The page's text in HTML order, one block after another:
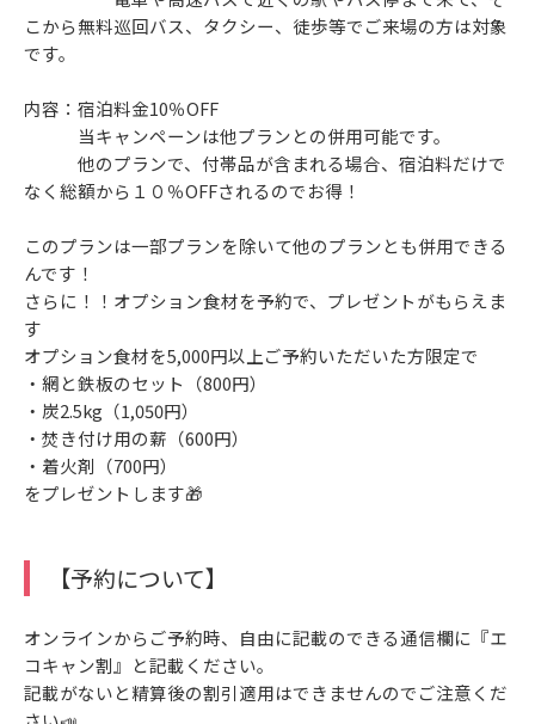
こから無料巡回バス、タクシー、徒歩等でご来場の方は対象
です。
内容：宿泊料金10％OFF
当キャンペーンは他プランとの併用可能です。
他のプランで、付帯品が含まれる場合、宿泊料だけで
なく総額から１０％OFFされるのでお得！
このプランは一部プランを除いて他のプランとも併用できる
んです！
さらに！！オプション食材を予約で、プレゼントがもらえま
す
オプション食材を5,000円以上ご予約いただいた方限定で
・網と鉄板のセット（800円）
・炭2.5kg（1,050円）
・焚き付け用の薪（600円）
・着火剤（700円）
をプレゼントします🎁
【予約について】
オンラインからご予約時、自由に記載のできる通信欄に『エ
コキャン割』と記載ください。
記載がないと精算後の割引適用はできませんのでご注意くだ